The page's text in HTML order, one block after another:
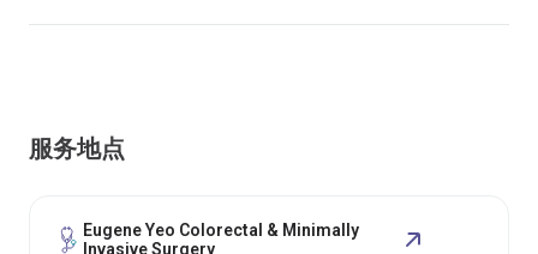
服务地点
Eugene Yeo Colorectal & Minimally
Invasive Surgery